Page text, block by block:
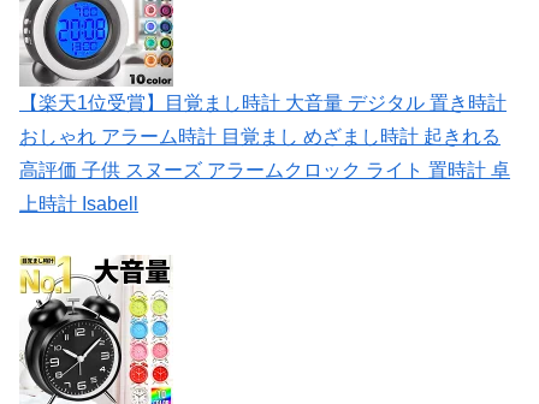
【楽天1位受賞】目覚まし時計 大音量 デジタル 置き時計
おしゃれ アラーム時計 目覚まし めざまし時計 起きれる
高評価 子供 スヌーズ アラームクロック ライト 置時計 卓
上時計 Isabell